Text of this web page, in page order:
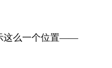
这么一个位置——